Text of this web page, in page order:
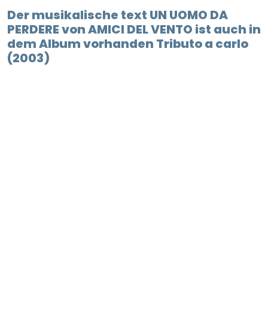
Der musikalische text UN UOMO DA
PERDERE von AMICI DEL VENTO ist auch in
dem Album vorhanden Tributo a carlo
(2003)